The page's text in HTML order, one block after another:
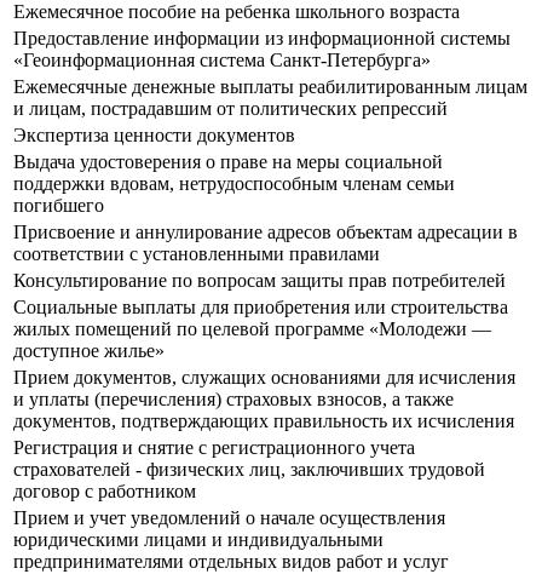
Ежемесячное пособие на ребенка школьного возраста
Предоставление информации из информационной системы
«Геоинформационная система Санкт-Петербурга»
Ежемесячные денежные выплаты реабилитированным лицам
и лицам, пострадавшим от политических репрессий
Экспертиза ценности документов
Выдача удостоверения о праве на меры социальной
поддержки вдовам, нетрудоспособным членам семьи
погибшего
Присвоение и аннулирование адресов объектам адресации в
соответствии с установленными правилами
Консультирование по вопросам защиты прав потребителей
Социальные выплаты для приобретения или строительства
жилых помещений по целевой программе «Молодежи —
доступное жилье»
Прием документов, служащих основаниями для исчисления
и уплаты (перечисления) страховых взносов, а также
документов, подтверждающих правильность их исчисления
Регистрация и снятие с регистрационного учета
страхователей - физических лиц, заключивших трудовой
договор с работником
Прием и учет уведомлений о начале осуществления
юридическими лицами и индивидуальными
предпринимателями отдельных видов работ и услуг